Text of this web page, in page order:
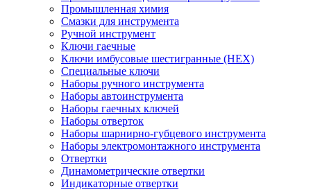
Промышленная химия
Смазки для инструмента
Ручной инструмент
Ключи гаечные
Ключи имбусовые шестигранные (HEX)
Специальные ключи
Наборы ручного инструмента
Наборы автоинструмента
Наборы гаечных ключей
Наборы отверток
Наборы шарнирно-губцевого инструмента
Наборы электромонтажного инструмента
Отвертки
Динамометрические отвертки
Индикаторные отвертки